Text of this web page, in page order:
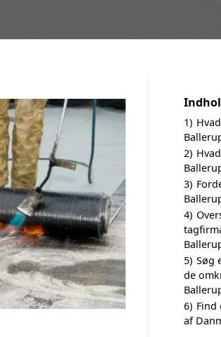
1)
2)
3)
4)
5) Søg
de
6) Find
af